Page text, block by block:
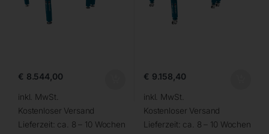
€ 8.544,00
inkl. MwSt.
Kostenloser Versand
Lieferzeit: ca. 8 – 10 Wochen
€ 9.158,40
inkl. MwSt.
Kostenloser Versand
Lieferzeit: ca. 8 – 10 Wochen